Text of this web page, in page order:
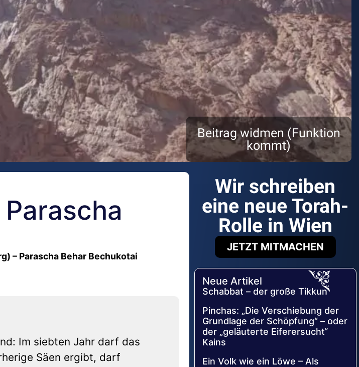
Beitrag widmen (Funktion
kommt)
– Parascha Behar Bechukotai
Im siebten Jahr darf das
Säen ergibt, darf
Wir schreiben
eine neue Torah-
Rolle in Wien
JETZT MITMACHEN
Neue Artikel
Schabbat – der große Tikkun
Pinchas: „Die Verschiebung der
Grundlage der Schöpfung“ – oder
der „geläuterte Eiferersucht“
Kains
Ein Volk wie ein Löwe – Als